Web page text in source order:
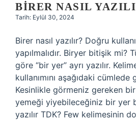
BIRER NASIL
Tarih: Eylül 30, 2024
Birer nasıl yazılır? Doğru
yapılmalıdır. Biryer bitişik mi?
göre “bir yer” ayrı yazılır.
kullanımını aşağıdaki
Kesinlikle görmeniz gereken
yemeği yiyebileceğiniz bir yer
yazılır TDK? Few kelimesinin